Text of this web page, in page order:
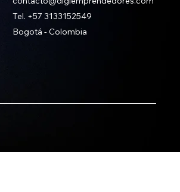
Tel. +57 3133152549
Bogotá - Colombia